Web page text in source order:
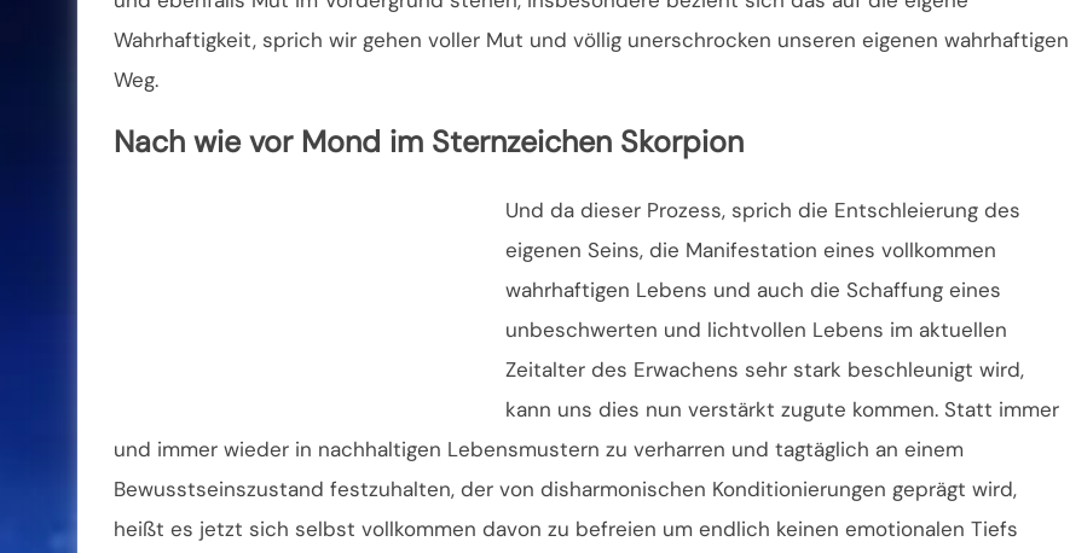
Wahrhaftigkeit, sprich wir gehen voller Mut und völlig unerschrocken unseren eigenen wahrhaftigen
Weg.
Nach wie vor Mond im Sternzeichen Skorpion
Und da dieser Prozess, sprich die Entschleierung des
eigenen Seins, die Manifestation eines vollkommen
wahrhaftigen Lebens und auch die Schaffung eines
unbeschwerten und lichtvollen Lebens im aktuellen
Zeitalter des Erwachens sehr stark beschleunigt wird,
kann uns dies nun verstärkt zugute kommen. Statt immer
und immer wieder in nachhaltigen Lebensmustern zu verharren und tagtäglich an einem
Bewusstseinszustand festzuhalten, der von disharmonischen Konditionierungen geprägt wird,
heißt es jetzt sich selbst vollkommen davon zu befreien um endlich keinen emotionalen Tiefs